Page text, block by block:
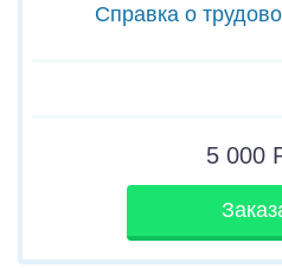
Справка о
5 000